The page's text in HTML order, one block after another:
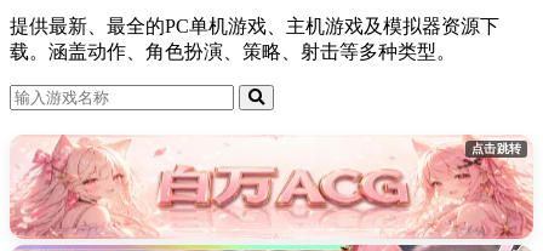
提供最新、最全的PC单机游戏、主机游戏及模拟器资源下
载。涵盖动作、角色扮演、策略、射击等多种类型。
点击跳转